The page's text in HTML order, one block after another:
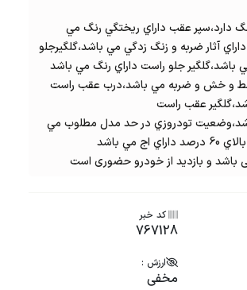
عقب داراي ريختگي رنگ مي
آثار ضربه و زنگ زدگي مي باشد،گلگيرجلو
جلو راست داراي رنگ مي باشد
خط و خش و ضربه مي باشد،درب عقب راست
عقب راست
تودروزي در حد مدل مطلوب مي
مي باشد
می باشد و بازدید از خودرو حضوری است
کد خبر
767128
ارزش :
مخفی